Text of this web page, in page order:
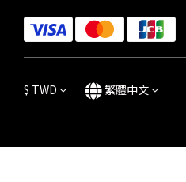
$ TWD 繁體中文